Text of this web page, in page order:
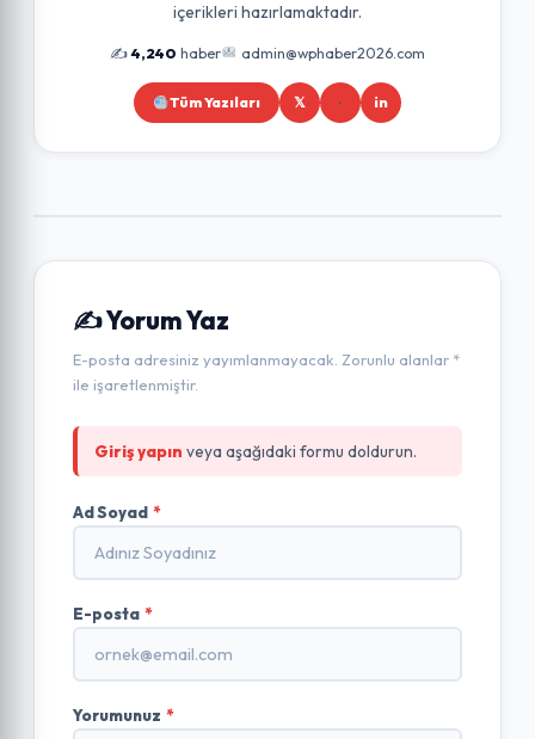
içerikleri hazırlamaktadır.
✍️4,240 haber admin@wphaber2026.com
Tüm Yazıları 𝕏 in
✍️ Yorum Yaz
E-posta adresiniz yayımlanmayacak. Zorunlu alanlar *
ile işaretlenmiştir.
Giriş yapın veya aşağıdaki formu doldurun.
Ad Soyad *
E-posta *
Yorumunuz *